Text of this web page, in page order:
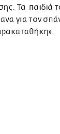
Τα παιδιά
για τον